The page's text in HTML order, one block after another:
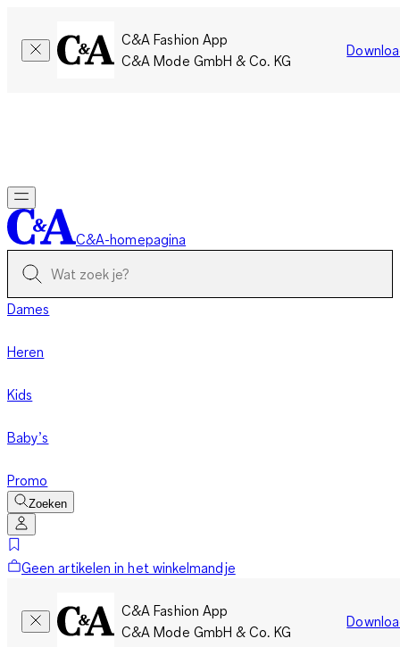
C&A Fashion App
C&A Mode GmbH & Co. KG
C&A-homepagina
Dames
Heren
Kids
Baby’s
Promo
Zoeken
Geen artikelen in het winkelmandje
C&A Fashion App
C&A Mode GmbH & Co. KG